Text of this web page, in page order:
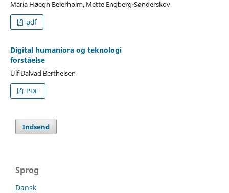
Maria Høegh Beierholm, Mette Engberg-Sønderskov
pdf
Digital humaniora og teknologi
forståelse
Ulf Dalvad Berthelsen
PDF
Indsend
Sprog
Dansk